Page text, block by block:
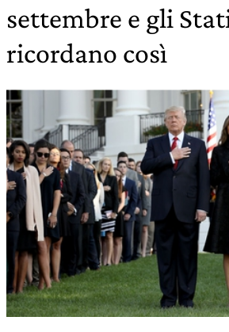
settembre e gli
ricordano così